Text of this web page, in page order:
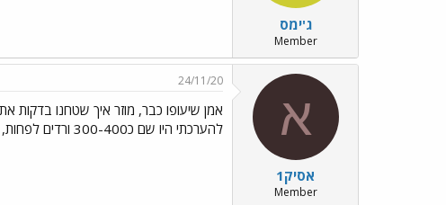
ג'ימס
Member
א
אסיק1
Member
24/11/20
אמן שיעופו כבר, מוזר איך שטחנו בדקות
להערכתי היו שם כ300-400 ורדים לפחות, נראה לי שהחבילה שקיבלו לא היתה "מבולגנת כלכך"...נמאס מהם.